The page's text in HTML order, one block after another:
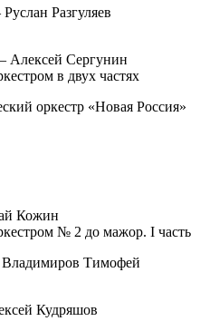
Разгуляев
Алексей Сергунин
в двух частях
оркестр «Новая Россия»
Кожин
№ 2 до мажор. I часть
Тимофей
Кудряшов